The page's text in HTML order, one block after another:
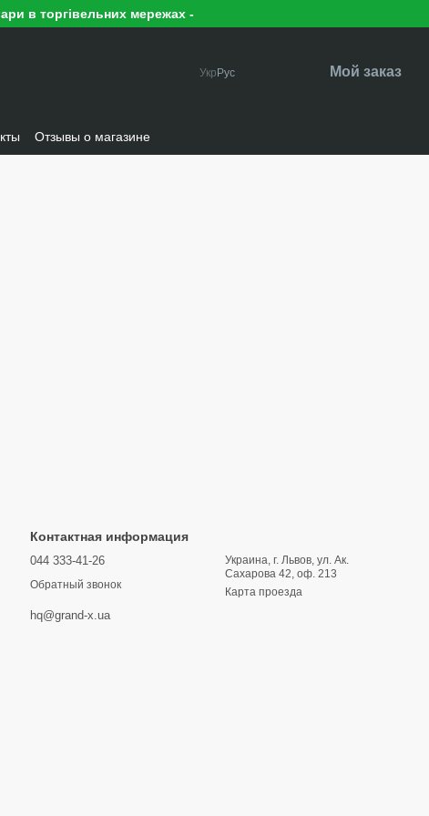
в торгівельних мережах -
Укр Рус Мой заказ
Отзывы о магазине
Контактная информация
044 333-41-26
Обратный звонок
hq@grand-x.ua
Украина, г. Львов, ул. Ак.
Сахарова 42, оф. 213
Карта проезда